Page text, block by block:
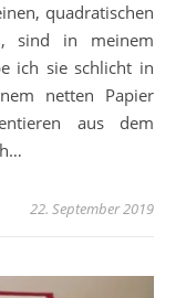
sind in meinem
ich sie schlicht in
netten Papier
aus dem
22. September 2019